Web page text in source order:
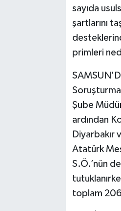
sayıda
şartlarını
primleri
Şube
ardından
Diyarbakır
Atatürk
S.Ö.’nün
toplam 206